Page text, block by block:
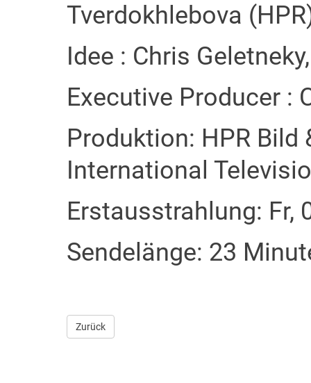
Tverdokhlebova
Idee : Chris
Executive Producer :
Produktion: HPR Bild
International
Erstausstrahlung: Fr,
Sendelänge: 23
Zurück